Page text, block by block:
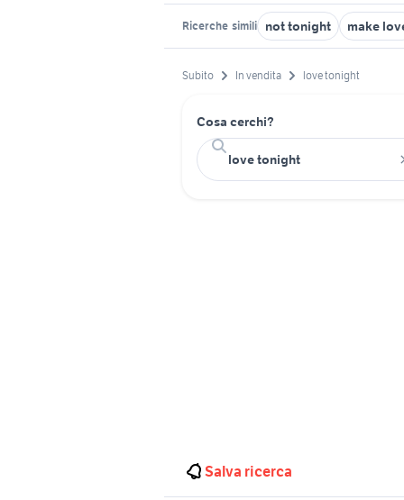
Ricerche simili not tonight make
Subito In vendita love tonight
Cosa cerchi?
Salva ricerca